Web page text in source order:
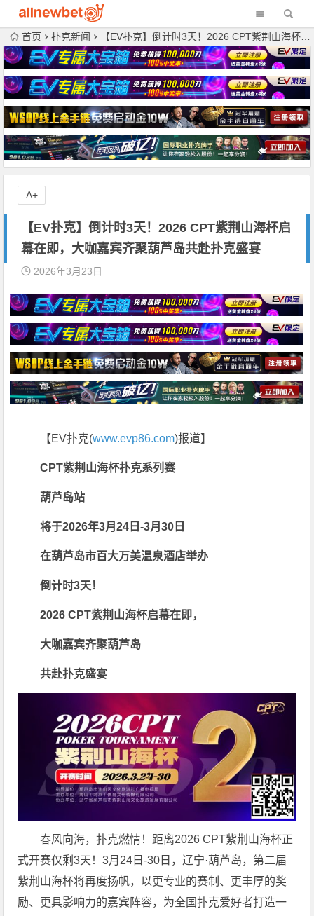
首页 扑克新闻 【EV扑克】倒计时3天！2026 CPT紫荆山海杯启幕在即，大咖嘉宾齐聚葫芦岛共赴扑克盛宴
【EV扑克】倒计时3天！2026 CPT紫荆山海杯启
幕在即，大咖嘉宾齐聚葫芦岛共赴扑克盛宴
2026年3月23日
【EV扑克(www.evp86.com)报道】
CPT紫荆山海杯扑克系列赛
葫芦岛站
将于2026年3月24日-3月30日
在葫芦岛市百大万美温泉酒店举办
倒计时3天！
2026 CPT紫荆山海杯启幕在即，
大咖嘉宾齐聚葫芦岛
共赴扑克盛宴
春风向海，扑克燃情！距离2026 CPT紫荆山海杯正
式开赛仅剩3天！3月24日-30日，辽宁·葫芦岛，第二届
紫荆山海杯将再度扬帆，以更专业的赛制、更丰厚的奖
励、更具影响力的嘉宾阵容，为全国扑克爱好者打造一
A+